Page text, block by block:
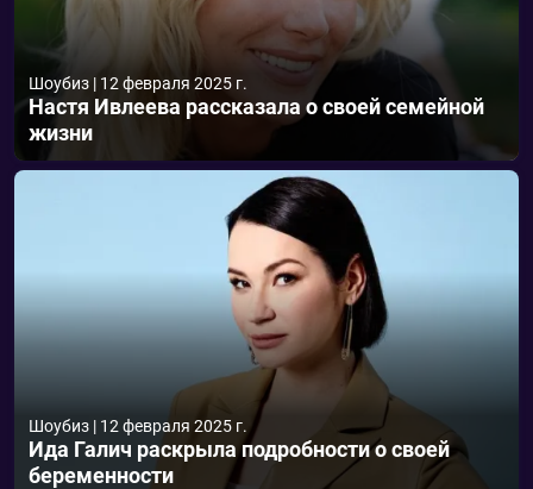
Шоубиз | 12 февраля 2025 г.
Настя Ивлеева рассказала о своей семейной
жизни
Шоубиз | 12 февраля 2025 г.
Ида Галич раскрыла подробности о своей
беременности